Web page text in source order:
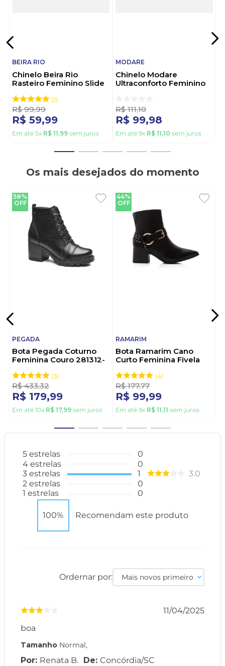
BEIRA RIO
Chinelo Beira Rio
Rasteiro Feminino Slide
1
R$ 99,99
R$ 59,99
Em até 5x R$ 11,99 sem juros
MODARE
Chinelo Modare
Ultraconforto Feminino
R$ 111,10
R$ 99,98
Em até 9x R$ 11,10 sem juros
Os mais desejados do momento
58%
OFF
PEGADA
Bota Pegada Coturno
Feminina Couro 281312-
3
R$ 433,32
R$ 179,99
Em até 10x R$ 17,99 sem juros
44%
OFF
RAMARIM
Bota Ramarim Cano
Curto Feminina Fivela
4
R$ 177,77
R$ 99,99
Em até 9x R$ 11,11 sem juros
5 estrelas
4 estrelas
3 estrelas
2 estrelas
1 estrelas
0
0
1
0
0
3.0
100% Recomendam este produto
Ordernar por: Mais novos primeiro
11/04/2025
boa
Tamanho Normal,
Renata B. Concórdia/SC